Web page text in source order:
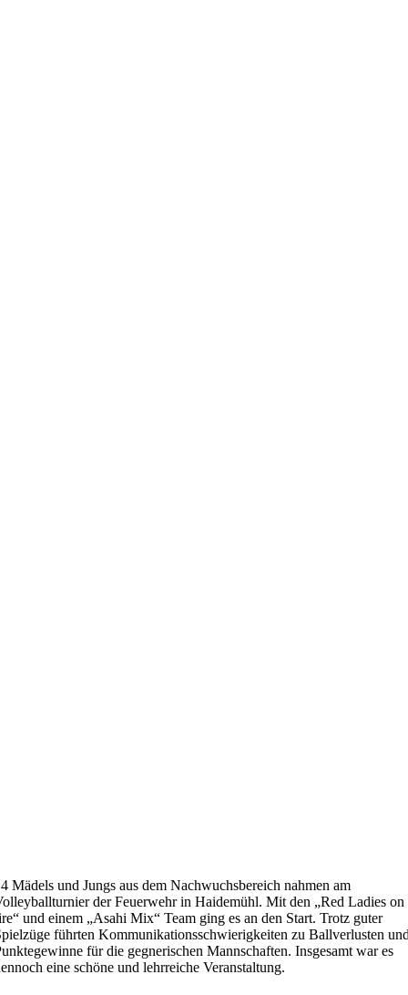
Mädels und Jungs aus dem Nachwuchsbereich nahmen am
der Feuerwehr in Haidemühl. Mit den „Red Ladies on
und einem „Asahi Mix“ Team ging es an den Start. Trotz guter
führten Kommunikationsschwierigkeiten zu Ballverlusten
für die gegnerischen Mannschaften. Insgesamt war es
eine schöne und lehrreiche Veranstaltung.